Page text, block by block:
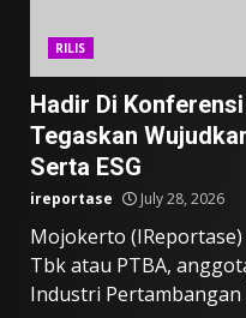
RILIS
Hadir Di
Tegaskan
Serta ESG
ireportase July 28, 2026
Mojokerto
Tbk atau PTBA,
Industri Pertambangan